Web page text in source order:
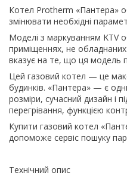
Котел Protherm «Пантера»
змінювати необхідні
Моделі з маркуванням KTV
приміщеннях, не
вказує на те, що ця модель
Цей газовий котел — це
будинків. «Пантера» — є
розміри, сучасний дизайн і
перегрівання, функцією
Купити газовий котел
допоможе сервіс пошуку
Технічний опис